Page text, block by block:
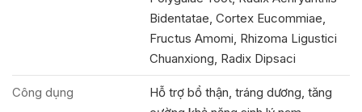
Bidentatae, Cortex Eucommiae,
Fructus Amomi, Rhizoma Ligustici
Chuanxiong, Radix Dipsaci
Công dụng
Hỗ trợ bổ thận, tráng dương, tăng